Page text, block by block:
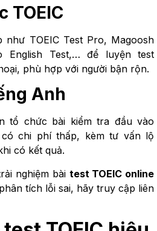
TOEIC
TOEIC Test Pro, Magoosh
English Test,… để luyện test
phù hợp với người bận rộn.
Anh
tổ chức bài kiểm tra đầu vào
có chi phí thấp, kèm tư vấn lộ
có kết quả.
nghiệm bài test TOEIC online
tích lỗi sai, hãy truy cập liên